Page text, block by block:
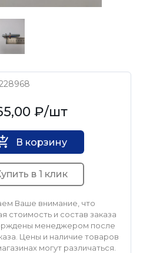
₽/шт
В корзину
в 1 клик
Ваше внимание, что
стоимость и состав заказа
менеджером после
Цены и наличие товаров
могут различаться.